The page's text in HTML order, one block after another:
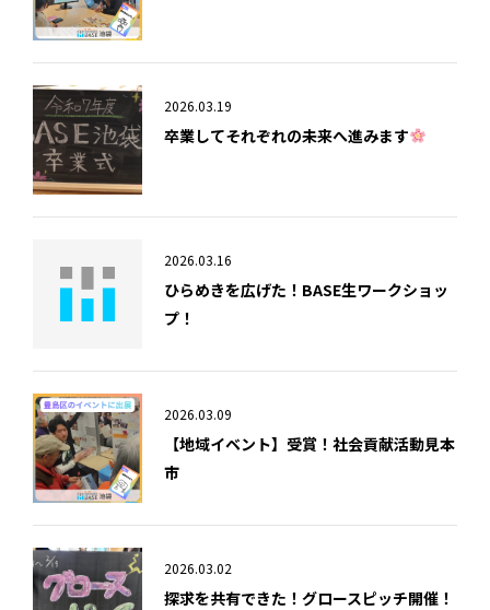
2026.03.19
卒業してそれぞれの未来へ進みます
2026.03.16
ひらめきを広げた！BASE生ワークショッ
プ！
2026.03.09
【地域イベント】受賞！社会貢献活動見本
市
2026.03.02
探求を共有できた！グロースピッチ開催！